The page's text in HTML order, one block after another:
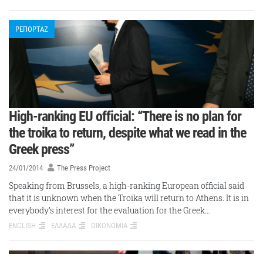
ΡΕΠΟΡΤΑΖ
High-ranking EU official: “There is no plan for
the troika to return, despite what we read in the
Greek press”
24/01/2014 The Press Project
Speaking from Brussels, a high-ranking European official said
that it is unknown when the Troika will return to Athens. It is in
everybody’s interest for the evaluation for the Greek…
ENGLISH ΕΛΛΑΔΑ ΟΙΚΟΝΟΜΙΑ